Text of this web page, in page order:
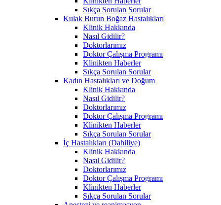
Sıkça Sorulan Sorular
Kulak Burun Boğaz Hastalıkları
Klinik Hakkında
Nasıl Gidilir?
Doktorlarımız
Doktor Çalışma Programı
Klinikten Haberler
Sıkça Sorulan Sorular
Kadın Hastalıkları ve Doğum
Klinik Hakkında
Nasıl Gidilir?
Doktorlarımız
Doktor Çalışma Programı
Klinikten Haberler
Sıkça Sorulan Sorular
İç Hastalıkları (Dahiliye)
Klinik Hakkında
Nasıl Gidilir?
Doktorlarımız
Doktor Çalışma Programı
Klinikten Haberler
Sıkça Sorulan Sorular